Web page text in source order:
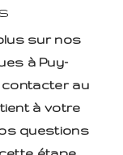
sur nos
à Puy-
contacter au
tient à votre
questions